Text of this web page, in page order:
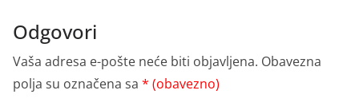
Odgovori
Vaša adresa e-pošte neće biti objavljena. Obavezna
polja su označena sa * (obavezno)